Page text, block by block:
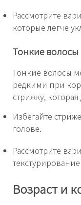
Рассмотрите
которые легче
Тонкие волосы
Тонкие волосы
редкими при
стрижку,
Избегайте
голове.
Рассмотрите
Возраст и